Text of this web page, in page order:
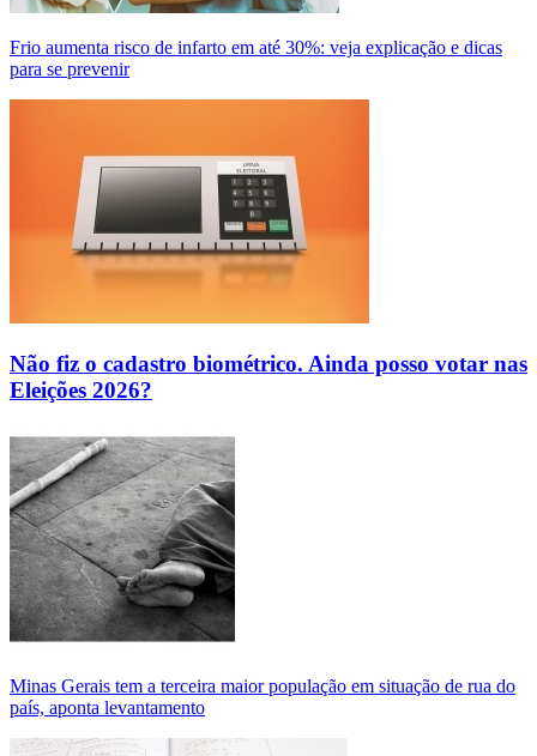
Frio aumenta risco de infarto em até 30%: veja explicação e dicas
para se prevenir
Não fiz o cadastro biométrico. Ainda posso votar nas
Eleições 2026?
Minas Gerais tem a terceira maior população em situação de rua do
país, aponta levantamento